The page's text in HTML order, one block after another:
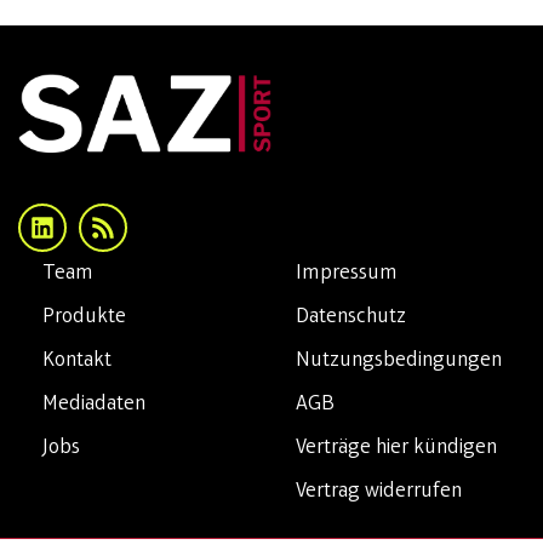
Impressum
Datenschutz
Nutzungsbedingungen
AGB
Verträge hier kündigen
Vertrag widerrufen
Team
Produkte
Kontakt
Mediadaten
Jobs